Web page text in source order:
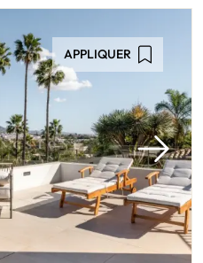
APPLIQUER